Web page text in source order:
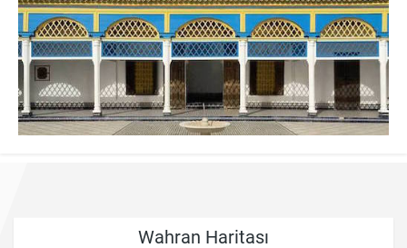
Wahran Haritası